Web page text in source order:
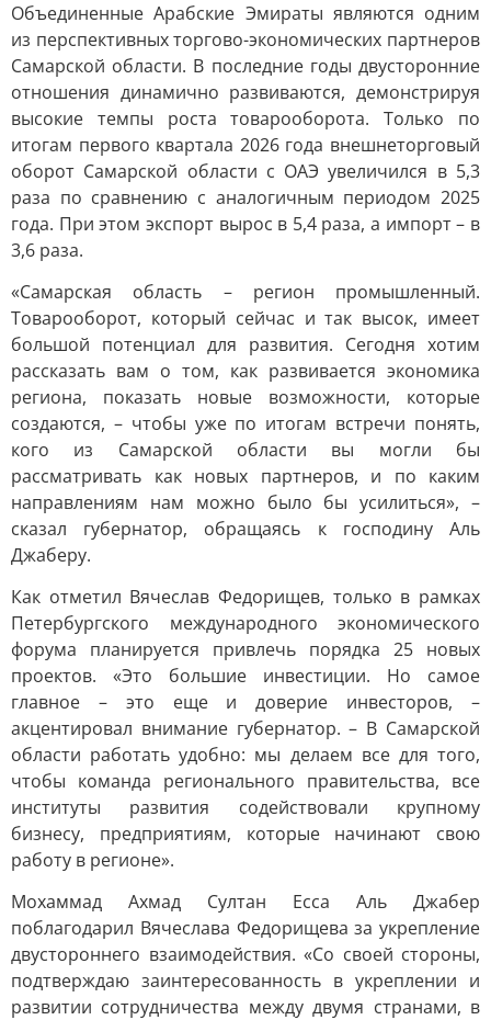
Объединенные Арабские Эмираты являются одним
из перспективных торгово-экономических партнеров
Самарской области. В последние годы двусторонние
отношения динамично развиваются, демонстрируя
высокие темпы роста товарооборота. Только по
итогам первого квартала 2026 года внешнеторговый
оборот Самарской области с ОАЭ увеличился в 5,3
раза по сравнению с аналогичным периодом 2025
года. При этом экспорт вырос в 5,4 раза, а импорт – в
3,6 раза.
«Самарская область – регион промышленный.
Товарооборот, который сейчас и так высок, имеет
большой потенциал для развития. Сегодня хотим
рассказать вам о том, как развивается экономика
региона, показать новые возможности, которые
создаются, – чтобы уже по итогам встречи понять,
кого из Самарской области вы могли бы
рассматривать как новых партнеров, и по каким
направлениям нам можно было бы усилиться», –
сказал губернатор, обращаясь к господину Аль
Джаберу.
Как отметил Вячеслав Федорищев, только в рамках
Петербургского международного экономического
форума планируется привлечь порядка 25 новых
проектов. «Это большие инвестиции. Но самое
главное – это еще и доверие инвесторов, –
акцентировал внимание губернатор. – В Самарской
области работать удобно: мы делаем все для того,
чтобы команда регионального правительства, все
институты развития содействовали крупному
бизнесу, предприятиям, которые начинают свою
работу в регионе».
Мохаммад Ахмад Султан Есса Аль Джабер
поблагодарил Вячеслава Федорищева за укрепление
двустороннего взаимодействия. «Со своей стороны,
подтверждаю заинтересованность в укреплении и
развитии сотрудничества между двумя странами, в